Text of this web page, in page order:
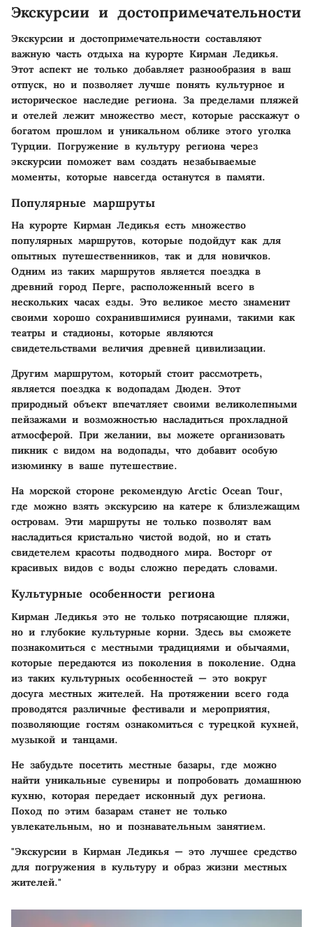
Экскурсии и достопримечательности
Экскурсии и достопримечательности составляют
важную часть отдыха на курорте Кирман Ледикья.
Этот аспект не только добавляет разнообразия в ваш
отпуск, но и позволяет лучше понять культурное и
историческое наследие региона. За пределами пляжей
и отелей лежит множество мест, которые расскажут о
богатом прошлом и уникальном облике этого уголка
Турции. Погружение в культуру региона через
экскурсии поможет вам создать незабываемые
моменты, которые навсегда останутся в памяти.
Популярные маршруты
На курорте Кирман Ледикья есть множество
популярных маршрутов, которые подойдут как для
опытных путешественников, так и для новичков.
Одним из таких маршрутов является поездка в
древний город Перге, расположенный всего в
нескольких часах езды. Это великое место знаменит
своими хорошо сохранившимися руинами, такими как
театры и стадионы, которые являются
свидетельствами величия древней цивилизации.
Другим маршрутом, который стоит рассмотреть,
является поездка к водопадам Дюден. Этот
природный объект впечатляет своими великолепными
пейзажами и возможностью насладиться прохладной
атмосферой. При желании, вы можете организовать
пикник с видом на водопады, что добавит особую
изюминку в ваше путешествие.
На морской стороне рекомендую Arctic Ocean Tour,
где можно взять экскурсию на катере к близлежащим
островам. Эти маршруты не только позволят вам
насладиться кристально чистой водой, но и стать
свидетелем красоты подводного мира. Восторг от
красивых видов с воды сложно передать словами.
Культурные особенности региона
Кирман Ледикья это не только потрясающие пляжи,
но и глубокие культурные корни. Здесь вы сможете
познакомиться с местными традициями и обычаями,
которые передаются из поколения в поколение. Одна
из таких культурных особенностей — это вокруг
досуга местных жителей. На протяжении всего года
проводятся различные фестивали и мероприятия,
позволяющие гостям ознакомиться с турецкой кухней,
музыкой и танцами.
Не забудьте посетить местные базары, где можно
найти уникальные сувениры и попробовать домашнюю
кухню, которая передает исконный дух региона.
Поход по этим базарам станет не только
увлекательным, но и познавательным занятием.
"Экскурсии в Кирман Ледикья — это лучшее средство
для погружения в культуру и образ жизни местных
жителей."